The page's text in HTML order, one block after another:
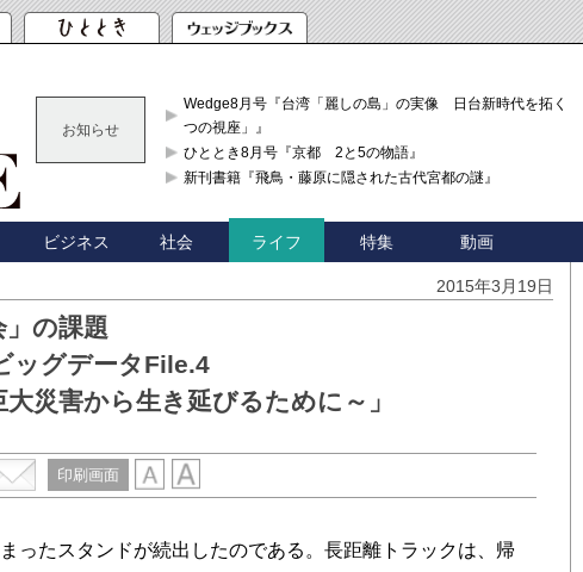
お知らせ
Wedge8月号『台湾「麗しの島」の実像 日台新時代を拓く「3
つの視座」』
ひととき8月号『京都 2と5の物語』
新刊書籍『飛鳥・藤原に隠された古代宮都の謎』
ビジネス 社会 ライフ 特集 動画
2015年3月19日
の課題
ッグデータFile.4
大災害から生き延びるために～」
印刷画面
ったスタンドが続出したのである。長距離トラックは、帰